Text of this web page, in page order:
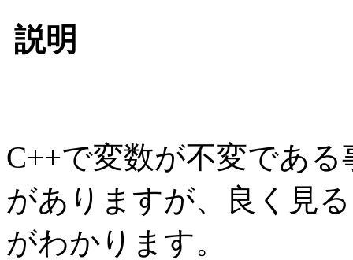
説明
C++で変数が不変であ
がありますが、良く見
がわかります。